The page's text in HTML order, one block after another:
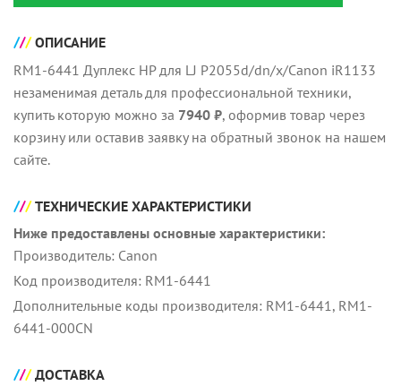
ОПИСАНИЕ
RM1-6441 Дуплекс HP для LJ P2055d/dn/x/Canon iR1133
незаменимая деталь для профессиональной техники,
купить которую можно за 7940 ₽, оформив товар через
корзину или оставив заявку на обратный звонок на нашем
сайте.
ТЕХНИЧЕСКИЕ ХАРАКТЕРИСТИКИ
Ниже предоставлены основные характеристики:
Производитель: Canon
Код производителя: RM1-6441
Дополнительные коды производителя: RM1-6441, RM1-
6441-000CN
ДОСТАВКА